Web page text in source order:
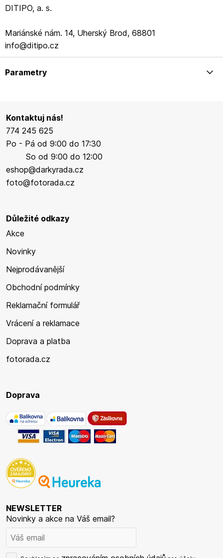
DITIPO, a. s.
Mariánské nám. 14, Uherský Brod, 68801
info@ditipo.cz
Parametry
Kontaktuj nás!
774 245 625
Po - Pá od 9:00 do 17:30
So od 9:00 do 12:00
eshop@darkyrada.cz
foto@fotorada.cz
Důležité odkazy
Akce
Novinky
Nejprodávanější
Obchodní podmínky
Reklamační formulář
Vrácení a reklamace
Doprava a platba
fotorada.cz
Doprava
NEWSLETTER
Novinky a akce na Váš email?